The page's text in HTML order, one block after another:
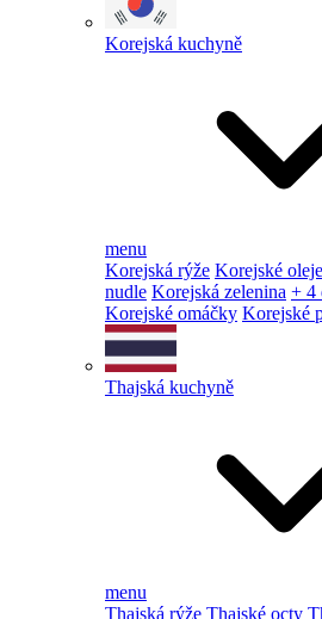
Korejská kuchyně
menu
Korejská rýže Korejské oleje
nudle Korejská zelenina + 4
Korejské omáčky Korejské
Thajská kuchyně
menu
Thajská rýže Thajské octy